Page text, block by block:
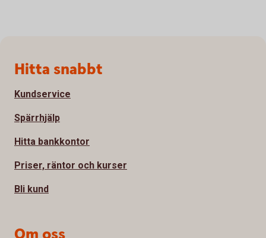
Sidfot
Hitta snabbt
Kundservice
Spärrhjälp
Hitta bankkontor
Priser, räntor och kurser
Bli kund